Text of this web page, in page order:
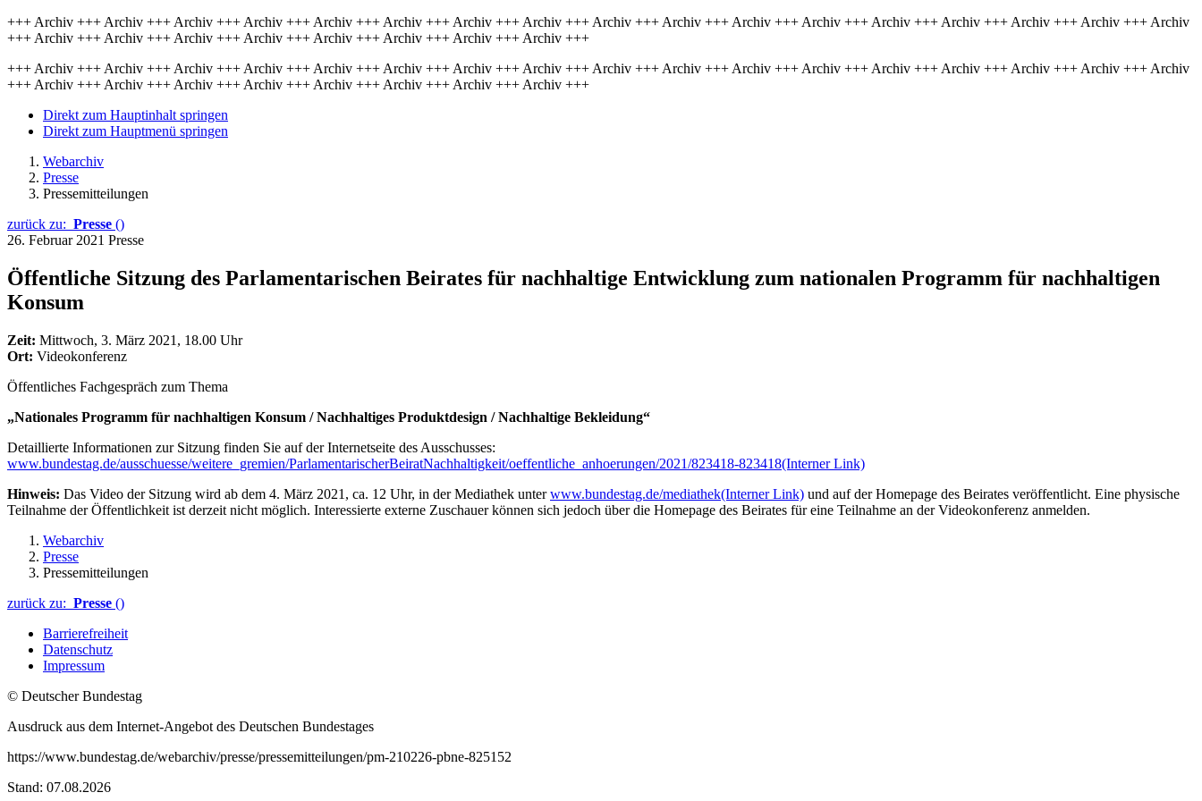
+++ Archiv +++ Archiv +++ Archiv +++ Archiv +++ Archiv +++ Archiv +++ Archiv +++ Archiv +++ Archiv +++ Archiv +++ Archiv +++ Archiv +++ Archiv +++ Archiv +++ Archiv +++ Archiv +++ Archiv
+++ Archiv +++ Archiv +++ Archiv +++ Archiv +++ Archiv +++ Archiv +++ Archiv +++ Archiv +++
+++ Archiv +++ Archiv +++ Archiv +++ Archiv +++ Archiv +++ Archiv +++ Archiv +++ Archiv +++ Archiv +++ Archiv +++ Archiv +++ Archiv +++ Archiv +++ Archiv +++ Archiv +++ Archiv +++ Archiv
+++ Archiv +++ Archiv +++ Archiv +++ Archiv +++ Archiv +++ Archiv +++ Archiv +++ Archiv +++
Direkt zum Hauptinhalt springen
Direkt zum Hauptmenü springen
Webarchiv
Presse
Pressemitteilungen
zurück zu: Presse ()
26. Februar 2021 Presse
Öffentliche Sitzung des Parlamentarischen Beirates für nachhaltige Entwicklung zum nationalen Programm für nachhaltigen
Konsum
Zeit: Mittwoch, 3. März 2021, 18.00 Uhr
Ort: Videokonferenz
Öffentliches Fachgespräch zum Thema
„Nationales Programm für nachhaltigen Konsum / Nachhaltiges Produktdesign / Nachhaltige Bekleidung“
Detaillierte Informationen zur Sitzung finden Sie auf der Internetseite des Ausschusses:
www.bundestag.de/ausschuesse/weitere_gremien/ParlamentarischerBeiratNachhaltigkeit/oeffentliche_anhoerungen/2021/823418-823418(Interner Link)
Hinweis: Das Video der Sitzung wird ab dem 4. März 2021, ca. 12 Uhr, in der Mediathek unterwww.bundestag.de/mediathek(Interner Link) und auf der Homepage des Beirates veröffentlicht. Eine physische
Teilnahme der Öffentlichkeit ist derzeit nicht möglich. Interessierte externe Zuschauer können sich jedoch über die Homepage des Beirates für eine Teilnahme an der Videokonferenz anmelden.
Webarchiv
Presse
Pressemitteilungen
zurück zu: Presse ()
Barrierefreiheit
Datenschutz
Impressum
© Deutscher Bundestag
Ausdruck aus dem Internet-Angebot des Deutschen Bundestages
https://www.bundestag.de/webarchiv/presse/pressemitteilungen/pm-210226-pbne-825152
Stand: 07.08.2026